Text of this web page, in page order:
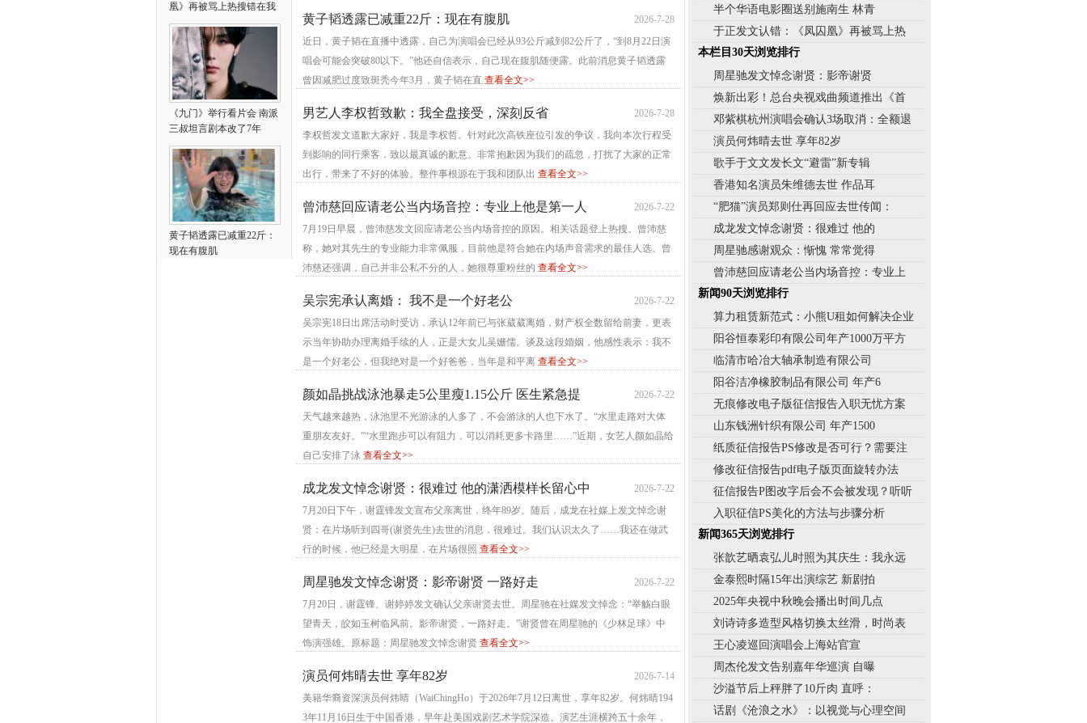
凰》再被骂上热搜错在我
《九门》举行看片会 南派
三叔坦言剧本改了7年
黄子韬透露已减重22斤：
现在有腹肌
黄子韬透露已减重22斤：现在有腹肌
2026-7-28
近日，黄子韬在直播中透露，自己为演唱会已经从93公斤减到82公斤了，“到8月22日演
唱会可能会突破80以下。”他还自信表示，自己现在腹肌随便露。此前消息黄子韬透露
曾因减肥过度致斑秃今年3月，黄子韬在直 查看全文>>
男艺人李权哲致歉：我全盘接受，深刻反省
2026-7-28
李权哲发文道歉大家好，我是李权哲。针对此次高铁座位引发的争议，我向本次行程受
到影响的同行乘客，致以最真诚的歉意。非常抱歉因为我们的疏忽，打扰了大家的正常
出行，带来了不好的体验。整件事根源在于我和团队出 查看全文>>
曾沛慈回应请老公当内场音控：专业上他是第一人
选
2026-7-22
7月19日早晨，曾沛慈发文回应请老公当内场音控的原因。相关话题登上热搜。曾沛慈
称，她对其先生的专业能力非常佩服，目前他是符合她在内场声音需求的最佳人选。曾
沛慈还强调，自己并非公私不分的人，她很尊重粉丝的 查看全文>>
吴宗宪承认离婚： 我不是一个好老公
2026-7-22
吴宗宪18日出席活动时受访，承认12年前已与张葳葳离婚，财产权全数留给前妻，更表
示当年协助办理离婚手续的人，正是大女儿吴姗儒。谈及这段婚姻，他感性表示：我不
是一个好老公，但我绝对是一个好爸爸，当年是和平离 查看全文>>
颜如晶挑战泳池暴走5公里瘦1.15公斤 医生紧急提
2026-7-22
天气越来越热，泳池里不光游泳的人多了，不会游泳的人也下水了。“水里走路对大体
重朋友友好。”“水里跑步可以有阻力，可以消耗更多卡路里……”近期，女艺人颜如晶给
自己安排了泳 查看全文>>
成龙发文悼念谢贤：很难过 他的潇洒模样长留心中
2026-7-22
7月20日下午，谢霆锋发文宣布父亲离世，终年89岁。随后，成龙在社媒上发文悼念谢
贤：在片场听到四哥(谢贤先生)去世的消息，很难过。我们认识太久了……我还在做武
行的时候，他已经是大明星，在片场很照 查看全文>>
周星驰发文悼念谢贤：影帝谢贤 一路好走
2026-7-22
7月20日，谢霆锋、谢婷婷发文确认父亲谢贤去世。周星驰在社媒发文悼念：“举觞白眼
望青天，皎如玉树临风前。影帝谢贤，一路好走。”谢贤曾在周星驰的《少林足球》中
饰演强雄。原标题：周星驰发文悼念谢贤 查看全文>>
演员何炜晴去世 享年82岁
2026-7-14
美籍华裔资深演员何炜晴（WaiChingHo）于2026年7月12日离世，享年82岁。何炜晴194
3年11月16日生于中国香港，早年赴美国戏剧艺术学院深造。演艺生涯横跨五十余年，
半个华语电影圈送别施南生 林青
于正发文认错：《凤囚凰》再被骂上热
本栏目30天浏览排行
周星驰发文悼念谢贤：影帝谢贤
焕新出彩！总台央视戏曲频道推出《首
邓紫棋杭州演唱会确认3场取消：全额退
演员何炜晴去世 享年82岁
歌手于文文发长文“避雷”新专辑
香港知名演员朱维德去世 作品耳
“肥猫”演员郑则仕再回应去世传闻：
成龙发文悼念谢贤：很难过 他的
周星驰感谢观众：惭愧 常常觉得
曾沛慈回应请老公当内场音控：专业上
新闻90天浏览排行
算力租赁新范式：小熊U租如何解决企业
阳谷恒泰彩印有限公司年产1000万平方
临清市哈冶大轴承制造有限公司
阳谷洁净橡胶制品有限公司 年产6
无痕修改电子版征信报告入职无忧方案
山东钱洲针织有限公司 年产1500
纸质征信报告PS修改是否可行？需要注
修改征信报告pdf电子版页面旋转办法
征信报告P图改字后会不会被发现？听听
入职征信PS美化的方法与步骤分析
新闻365天浏览排行
张歆艺晒袁弘儿时照为其庆生：我永远
金泰熙时隔15年出演综艺 新剧拍
2025年央视中秋晚会播出时间几点
刘诗诗多造型风格切换太丝滑，时尚表
王心凌巡回演唱会上海站官宣
周杰伦发文告别嘉年华巡演 自曝
沙溢节后上秤胖了10斤肉 直呼：
话剧《沧浪之水》：以视觉与心理空间